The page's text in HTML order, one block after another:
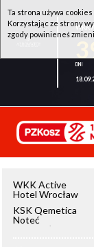
WKK
WKK Active
Hotel Wrocław
KSK Qemetica
Noteć
Inowrocław
Ta strona używa
Korzystając ze strony
zgody powinieneś